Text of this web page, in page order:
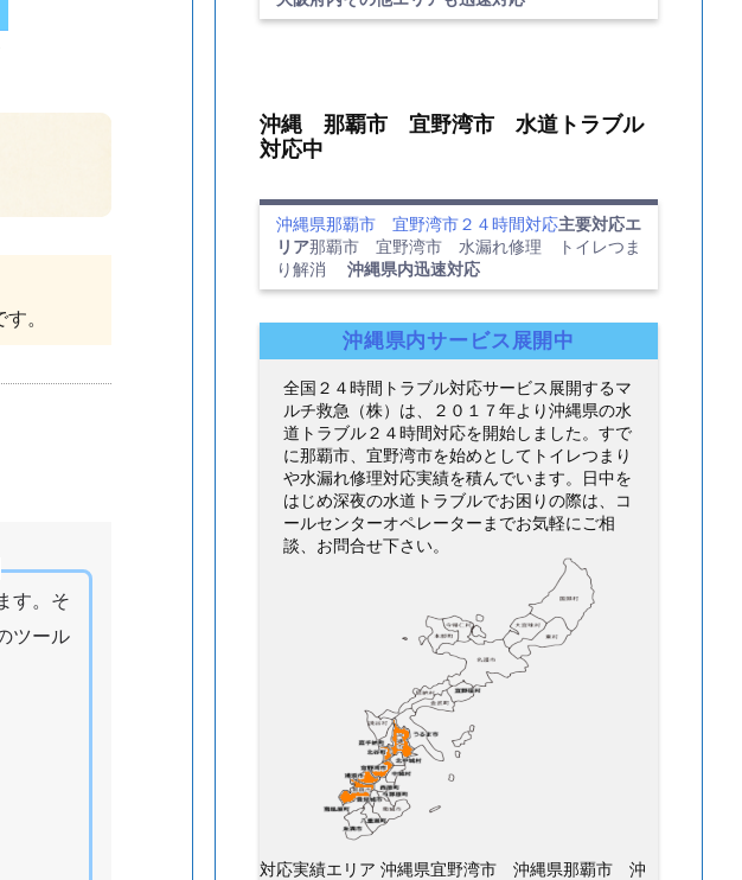
。
す。そ
ツール
沖縄 那覇市 宜野湾市 水道トラブル
対応中
沖縄県那覇市 宜野湾市２４時間対応主要対応エ
リア那覇市 宜野湾市 水漏れ修理 トイレつま
り解消 沖縄県内迅速対応
沖縄県内サービス展開中
全国２４時間トラブル対応サービス展開するマ
ルチ救急（株）は、２０１７年より沖縄県の水
道トラブル２４時間対応を開始しました。すで
に那覇市、宜野湾市を始めとしてトイレつまり
や水漏れ修理対応実績を積んでいます。日中を
はじめ深夜の水道トラブルでお困りの際は、コ
ールセンターオペレーターまでお気軽にご相
談、お問合せ下さい。
対応実績エリア 沖縄県宜野湾市 沖縄県那覇市 沖